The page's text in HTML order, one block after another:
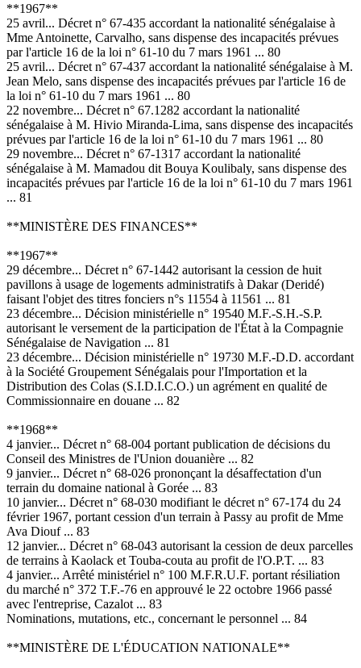
**1967**
25 avril... Décret n° 67-435 accordant la nationalité sénégalaise à
Mme Antoinette, Carvalho, sans dispense des incapacités prévues
par l'article 16 de la loi n° 61-10 du 7 mars 1961 ... 80
25 avril... Décret n° 67-437 accordant la nationalité sénégalaise à M.
Jean Melo, sans dispense des incapacités prévues par l'article 16 de
la loi n° 61-10 du 7 mars 1961 ... 80
22 novembre... Décret n° 67.1282 accordant la nationalité
sénégalaise à M. Hivio Miranda-Lima, sans dispense des incapacités
prévues par l'article 16 de la loi n° 61-10 du 7 mars 1961 ... 80
29 novembre... Décret n° 67-1317 accordant la nationalité
sénégalaise à M. Mamadou dit Bouya Koulibaly, sans dispense des
incapacités prévues par l'article 16 de la loi n° 61-10 du 7 mars 1961
... 81
**MINISTÈRE DES FINANCES**
**1967**
29 décembre... Décret n° 67-1442 autorisant la cession de huit
pavillons à usage de logements administratifs à Dakar (Deridé)
faisant l'objet des titres fonciers n°s 11554 à 11561 ... 81
23 décembre... Décision ministérielle n° 19540 M.F.-S.H.-S.P.
autorisant le versement de la participation de l'État à la Compagnie
Sénégalaise de Navigation ... 81
23 décembre... Décision ministérielle n° 19730 M.F.-D.D. accordant
à la Société Groupement Sénégalais pour l'Importation et la
Distribution des Colas (S.I.D.I.C.O.) un agrément en qualité de
Commissionnaire en douane ... 82
**1968**
4 janvier... Décret n° 68-004 portant publication de décisions du
Conseil des Ministres de l'Union douanière ... 82
9 janvier... Décret n° 68-026 prononçant la désaffectation d'un
terrain du domaine national à Gorée ... 83
10 janvier... Décret n° 68-030 modifiant le décret n° 67-174 du 24
février 1967, portant cession d'un terrain à Passy au profit de Mme
Ava Diouf ... 83
12 janvier... Décret n° 68-043 autorisant la cession de deux parcelles
de terrains à Kaolack et Touba-couta au profit de l'O.P.T. ... 83
4 janvier... Arrêté ministériel n° 100 M.F.R.U.F. portant résiliation
du marché n° 372 T.F.-76 en approuvé le 22 octobre 1966 passé
avec l'entreprise, Cazalot ... 83
Nominations, mutations, etc., concernant le personnel ... 84
**MINISTÈRE DE L'ÉDUCATION NATIONALE**